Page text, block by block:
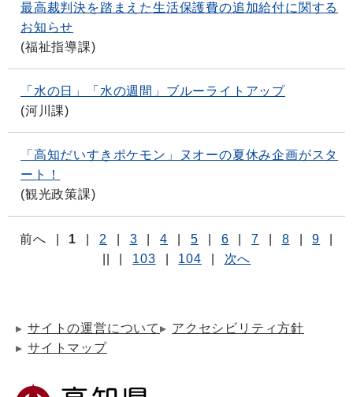
最高裁判決を踏まえた生活保護費の追加給付に関する
お知らせ
(福祉指導課)
「水の日」「水の週間」ブルーライトアップ
(河川課)
「高知だいすきポケモン」ヌオーの夏休み企画がスタ
ート！
(観光政策課)
前へ 1 2 3 4 5 6 7 8 9
103 104 次へ
サイトの運営について
アクセシビリティ方針
サイトマップ